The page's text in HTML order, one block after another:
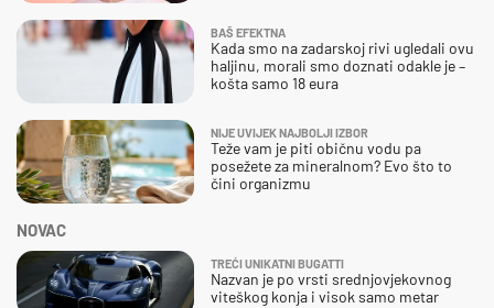
NOVAC
TREĆI UNIKATNI BUGATTI
Nazvan je po vrsti srednjovjekovnog
viteškog konja i visok samo metar
BAŠ EFEKTNA
Kada smo na zadarskoj rivi ugledali ovu
haljinu, morali smo doznati odakle je –
košta samo 18 eura
NIJE UVIJEK NAJBOLJI IZBOR
Teže vam je piti običnu vodu pa
posežete za mineralnom? Evo što to
čini organizmu